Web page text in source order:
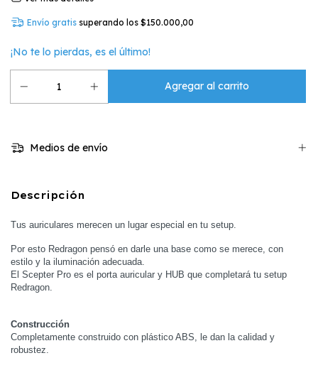
Envío gratis superando los $150.000,00
¡No te lo pierdas, es el último!
Medios de envío
Descripción
Tus auriculares merecen un lugar especial en tu setup.
Por esto Redragon pensó en darle una base como se merece, con
estilo y la iluminación adecuada.
El Scepter Pro es el porta auricular y HUB que completará tu setup
Redragon.
Construcción
Completamente construido con plástico ABS, le dan la calidad y
robustez.